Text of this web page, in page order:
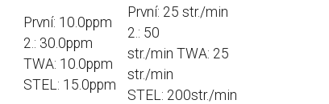
První: 10.0ppm
2.: 30.0ppm
TWA: 10.0ppm
STEL: 15.0ppm
První: 25 str./min
2.: 50
str./min TWA: 25
str./min
STEL: 200str./min